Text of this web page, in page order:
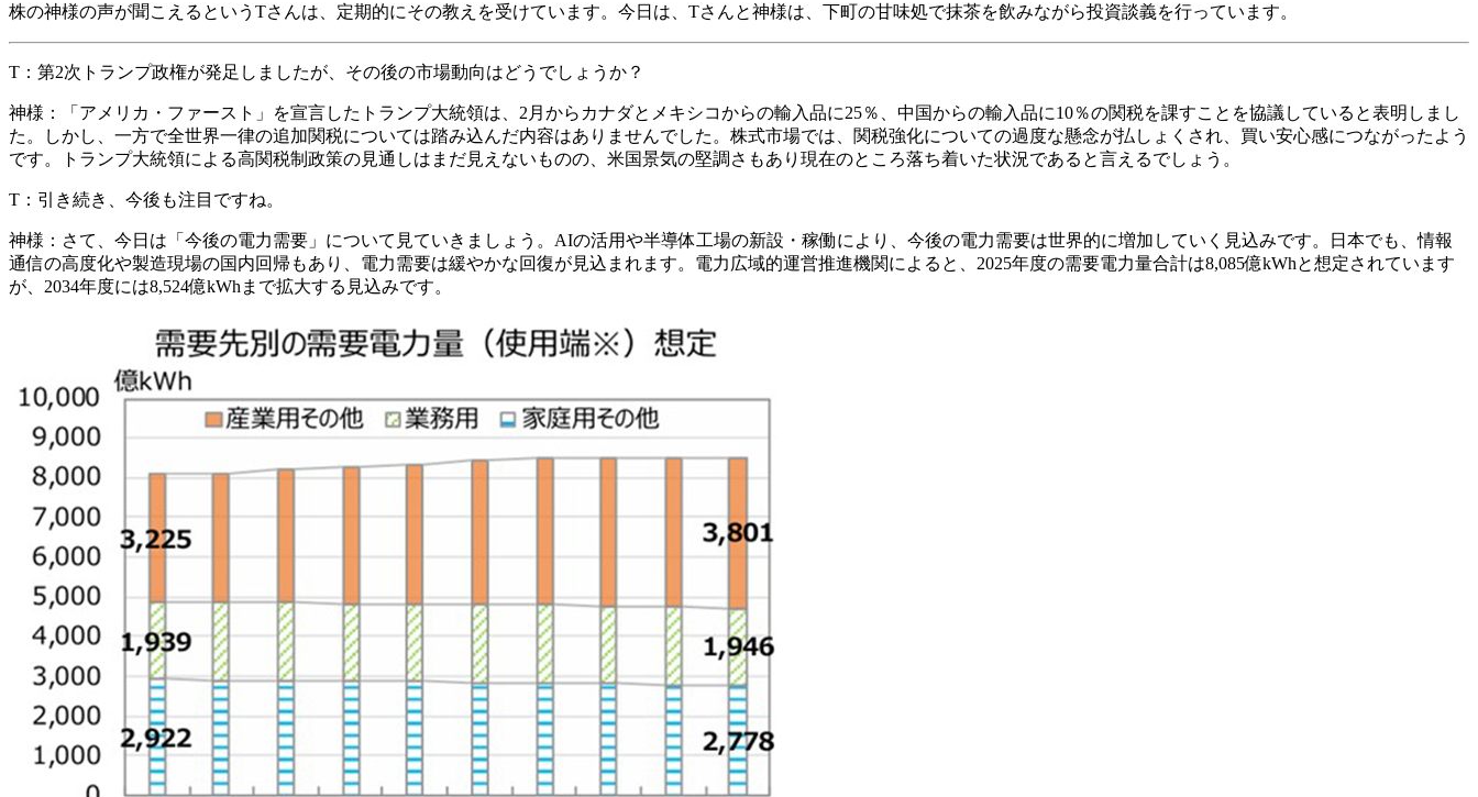
株の神様の声が聞こえるというTさんは、定期的にその教えを受けています。今日は、Tさんと神様は、下町の甘味処で抹茶を飲みながら投資談義を行っています。
T： 第2次トランプ政権が発足しましたが、その後の市場動向はどうでしょうか？
神様：
「アメリカ・ファースト」を宣言したトランプ大統領は、2月からカナダとメキシコからの輸入品に25％、中国からの輸入品に10％の関税を課すことを協議していると表明しまし
た。しかし、一方で全世界一律の追加関税については踏み込んだ内容はありませんでした。株式市場では、関税強化についての過度な懸念が払しょくされ、買い安心感につながったよう
です。トランプ大統領による高関税制政策の見通しはまだ見えないものの、米国景気の堅調さもあり現在のところ落ち着いた状況であると言えるでしょう。
T： 引き続き、今後も注目ですね。
神様： さて、今日は「今後の電力需要」について見ていきましょう。AIの活用や半導体工場の新設・稼働により、今後の電力需要は世界的に増加していく見込みです。日本でも、情報
通信の高度化や製造現場の国内回帰もあり、電力需要は緩やかな回復が見込まれます。電力広域的運営推進機関によると、2025年度の需要電力量合計は8,085億kWhと想定されています
が、2034年度には8,524億kWhまで拡大する見込みです。